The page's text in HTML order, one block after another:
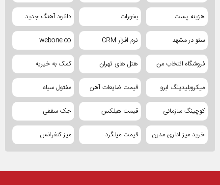
هزینه پست بخورات دانلود آهنگ جدید
سئو در مشهد نرم افزار CRM webone.co
فروشگاه انتخاب من هتل های تهران کمک به خیریه
میکروبلیدینگ ابرو قیمت ضایعات آهن مفتول سیاه
کوچینگ سازمانی قیمت هبلکس جک سقفی
خرید میز اداری مدرن قیمت میلگرد میز کنفرانس